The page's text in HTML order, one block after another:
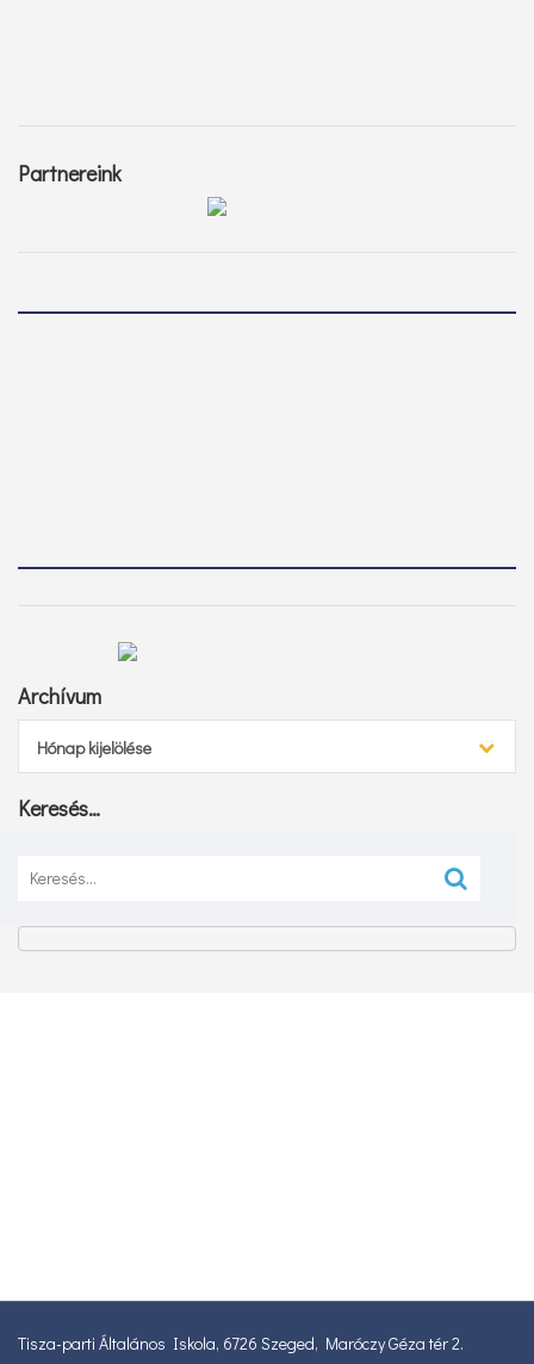
Partnereink
Archívum
Hónap kijelölése
Keresés…
Tisza-parti Általános Iskola, 6726 Szeged, Maróczy Géza tér 2.